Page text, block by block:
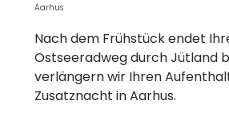
Nach dem Frühstück endet
Ostseeradweg durch Jütland
verlängern wir Ihren
Zusatznacht in Aarhus.
Aarhus